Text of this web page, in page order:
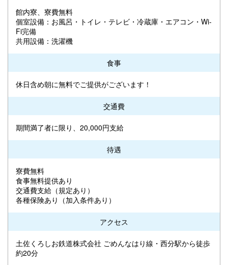
館内寮、寮費無料
個室設備：お風呂・トイレ・テレビ・冷蔵庫・エアコン・Wi-
Fi完備
共用設備：洗濯機
食事
休日含め朝に無料でご提供がございます！
交通費
期間満了者に限り、20,000円支給
待遇
寮費無料
食事無料提供あり
交通費支給（規定あり）
各種保険あり（加入条件あり）
アクセス
土佐くろしお鉄道株式会社 ごめんなはり線・西分駅から徒歩
約20分